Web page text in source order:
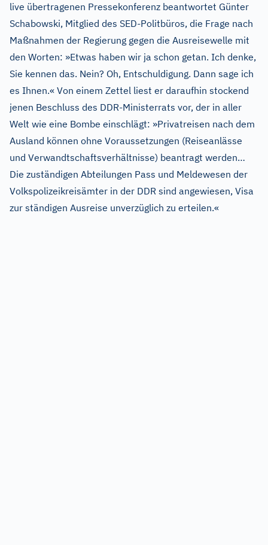
live übertragenen Pressekonferenz beantwortet Günter
Schabowski, Mitglied des SED-Politbüros, die Frage nach
Maßnahmen der Regierung gegen die Ausreisewelle mit
den Worten: »Etwas haben wir ja schon getan. Ich denke,
Sie kennen das. Nein? Oh, Entschuldigung. Dann sage ich
es Ihnen.« Von einem Zettel liest er daraufhin stockend
jenen Beschluss des DDR-Ministerrats vor, der in aller
Welt wie eine Bombe einschlägt: »Privatreisen nach dem
Ausland können ohne Voraussetzungen (Reiseanlässe
und Verwandtschaftsverhältnisse) beantragt werden…
Die zuständigen Abteilungen Pass und Meldewesen der
Volkspolizeikreisämter in der DDR sind angewiesen, Visa
zur ständigen Ausreise unverzüglich zu erteilen.«